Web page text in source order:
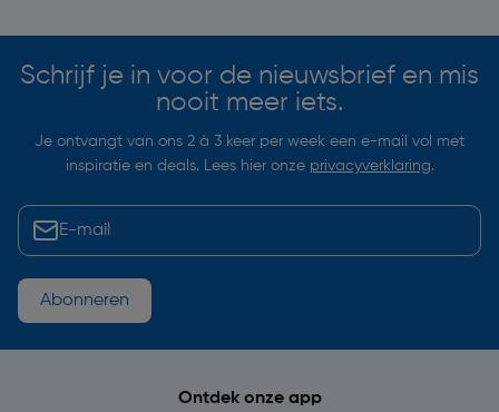
Schrijf je in voor de nieuwsbrief en mis
nooit meer iets.
Je ontvangt van ons 2 à 3 keer per week een e-mail vol met
inspiratie en deals. Lees hier onze privacyverklaring.
Abonneren
Ontdek onze app